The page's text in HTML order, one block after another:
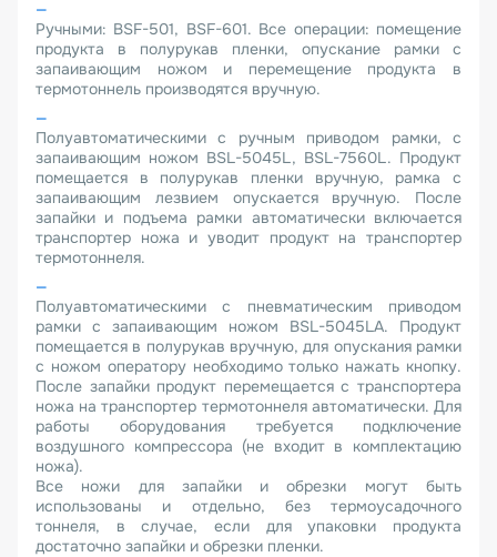
Ручными: BSF-501, BSF-601. Все операции: помещение
продукта в полурукав пленки, опускание рамки с
запаивающим ножом и перемещение продукта в
термотоннель производятся вручную.
Полуавтоматическими с ручным приводом рамки, с
запаивающим ножом BSL-5045L, BSL-7560L. Продукт
помещается в полурукав пленки вручную, рамка с
запаивающим лезвием опускается вручную. После
запайки и подъема рамки автоматически включается
транспортер ножа и уводит продукт на транспортер
термотоннеля.
Полуавтоматическими с пневматическим приводом
рамки с запаивающим ножом BSL-5045LA. Продукт
помещается в полурукав вручную, для опускания рамки
с ножом оператору необходимо только нажать кнопку.
После запайки продукт перемещается с транспортера
ножа на транспортер термотоннеля автоматически. Для
работы оборудования требуется подключение
воздушного компрессора (не входит в комплектацию
ножа).
Все ножи для запайки и обрезки могут быть
использованы и отдельно, без термоусадочного
тоннеля, в случае, если для упаковки продукта
достаточно запайки и обрезки пленки.